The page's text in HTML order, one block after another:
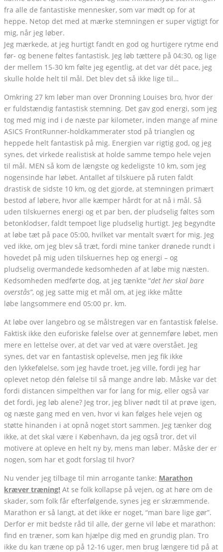
fra alle de fantastiske mennesker, som var mødt op for at
heppe. Netop det med at mærke stemningen er super vigtigt for
mig, når jeg løber.
Jeg mærkede, at jeg hurtigt fandt en god og hurtigere rytme end
før- og benene føltes fantastisk. Jeg løb tættere på 04:30, og lige
der mellem 15-30 km følte jeg egentlig, at det var dét pace, jeg
skulle holde helt til mål. Det blev det så ikke lige til…
Omkring 27 km løber man over Dronning Louises bro, hvor der
er fuldstændig fantastisk stemning. Det gav god energi, som jeg
tog med mig ind i de næste par kilometer, inden mange af mine
ASICS FrontRunner-holdkammerater stod på trianglen og
heppede helt fantastisk på mig. Energien var rigtig god, og jeg
synes, det virkede realistisk at holde samme tempo hele vejen
til mål. MEN så kom de længste og kedeligste 10 km, som jeg
nogensinde har løbet. Antallet af tilskuere på ruten faldt
drastisk de sidste 10 km, og det gjorde, at stemningen primært
bestod af løbere, hvor alle kæmper hårdt for at nå i mål. Så
uden tilskuernes energi og et par ben, der pludselig føltes som
betonklodser, faldt tempoet lige pludselig hurtigt. Jeg begyndte
at løbe tæt på pace 05:00, hvilket var mentalt svært for mig. Jeg
ved ikke, om jeg blev så træt, fordi mine tanker drønede rundt i
hovedet på mig uden tilskuernes hep og energi – og
pludselig overmandede kedsomheden af at løbe mig næsten.
Kedsomheden medførte dog, at jeg tænkte “det her skal bare
overstås”, og jeg satte mig et mål om, at jeg ikke måtte
løbe langsommere end 05:00 pr. km.
At løbe over langebro og se målstregen var en fantastisk følelse.
Faktisk ikke den euforiske følelse over at gennemføre løbet, men
mere en lettelse over, at det var ved at være overstået. Jeg
synes, det var en fantastisk oplevelse, men jeg fik ikke
den lykkefølelse, som jeg havde troet, jeg ville, fordi jeg har
oplevet netop dén følelse til så mange andre løb. Måske var det
fordi distancen simpelthen var for lang for mig, eller også var
det fordi, jeg løb alene? Jeg tror, jeg bliver nødt til at prøve igen,
og næste gang med en ven, hvor vi kan følges hele vejen og
støtte hinanden i at opnå noget stort sammen. Jeg tænker dog
ikke, at det skal være i København, da jeg også tror, det vil
motivere at opleve en helt ny by, mens man løber. Måske der er
nogen, som har et godt forslag til hvor?
Nu vender jeg tilbage til min arrogante tanke: Marathon
kræver træning! At se folk kollapse på vejen, og at høre om de
skader, som folk får efterfølgende, synes jeg er skræmmende.
Marathon er så langt, at det ikke er noget, “man bare lige gør”.
Derfor er mit bedste råd til alle, der gerne vil løbe et marathon:
find en træner, som kan hjælpe dig med en grundig plan. Tro
ikke du kan træne op på 12-16 uger, men brug længere tid på at